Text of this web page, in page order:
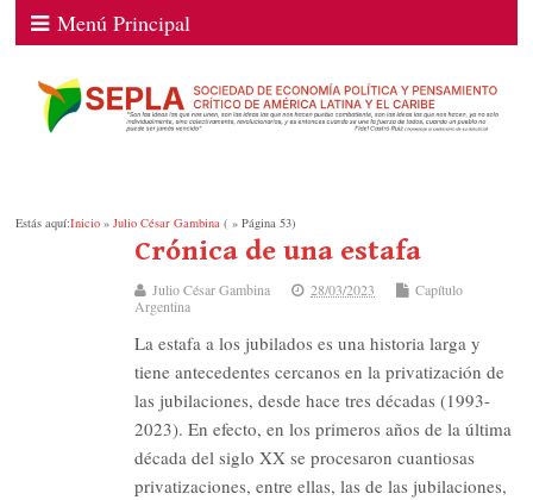
Menú Principal
Estás aquí:Inicio »Julio César Gambina ( » Página 53)
Crónica de una estafa
Julio César Gambina 28/03/2023
Capítulo
Argentina
La estafa a los jubilados es una historia larga y
tiene antecedentes cercanos en la privatización de
las jubilaciones, desde hace tres décadas (1993-
2023). En efecto, en los primeros años de la última
década del siglo XX se procesaron cuantiosas
privatizaciones, entre ellas, las de las jubilaciones,